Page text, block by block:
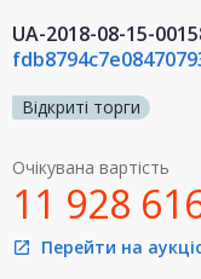
UA-2018-08-15-
Відкриті торги
Очікувана вартість
11 928
open_in_new Перейти на